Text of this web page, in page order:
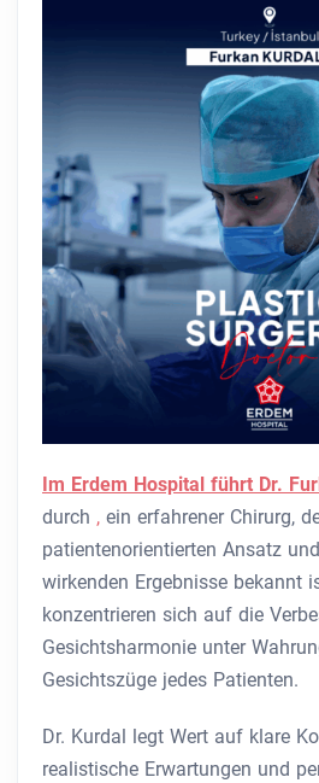
Im Erdem Hospital führt Dr.
durch , ein erfahrener Chirurg,
patientenorientierten Ansatz
wirkenden Ergebnisse bekannt
konzentrieren sich auf die
Gesichtsharmonie unter
Gesichtszüge jedes Patienten.
Dr. Kurdal legt Wert auf klare
realistische Erwartungen und